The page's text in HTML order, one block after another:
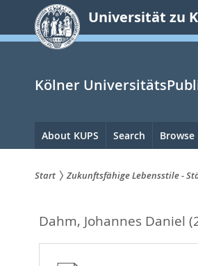
springen
Universität zu
Kölner
Hauptnavigation
About KUPS Search Browse
sind
hier:
Start Zukunftsfähige Lebensstile -
Dahm, Johannes Daniel